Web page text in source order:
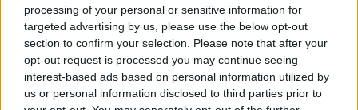
processing of your personal or sensitive information for
targeted advertising by us, please use the below opt-out
section to confirm your selection. Please note that after your
opt-out request is processed you may continue seeing
interest-based ads based on personal information utilized by
us or personal information disclosed to third parties prior to